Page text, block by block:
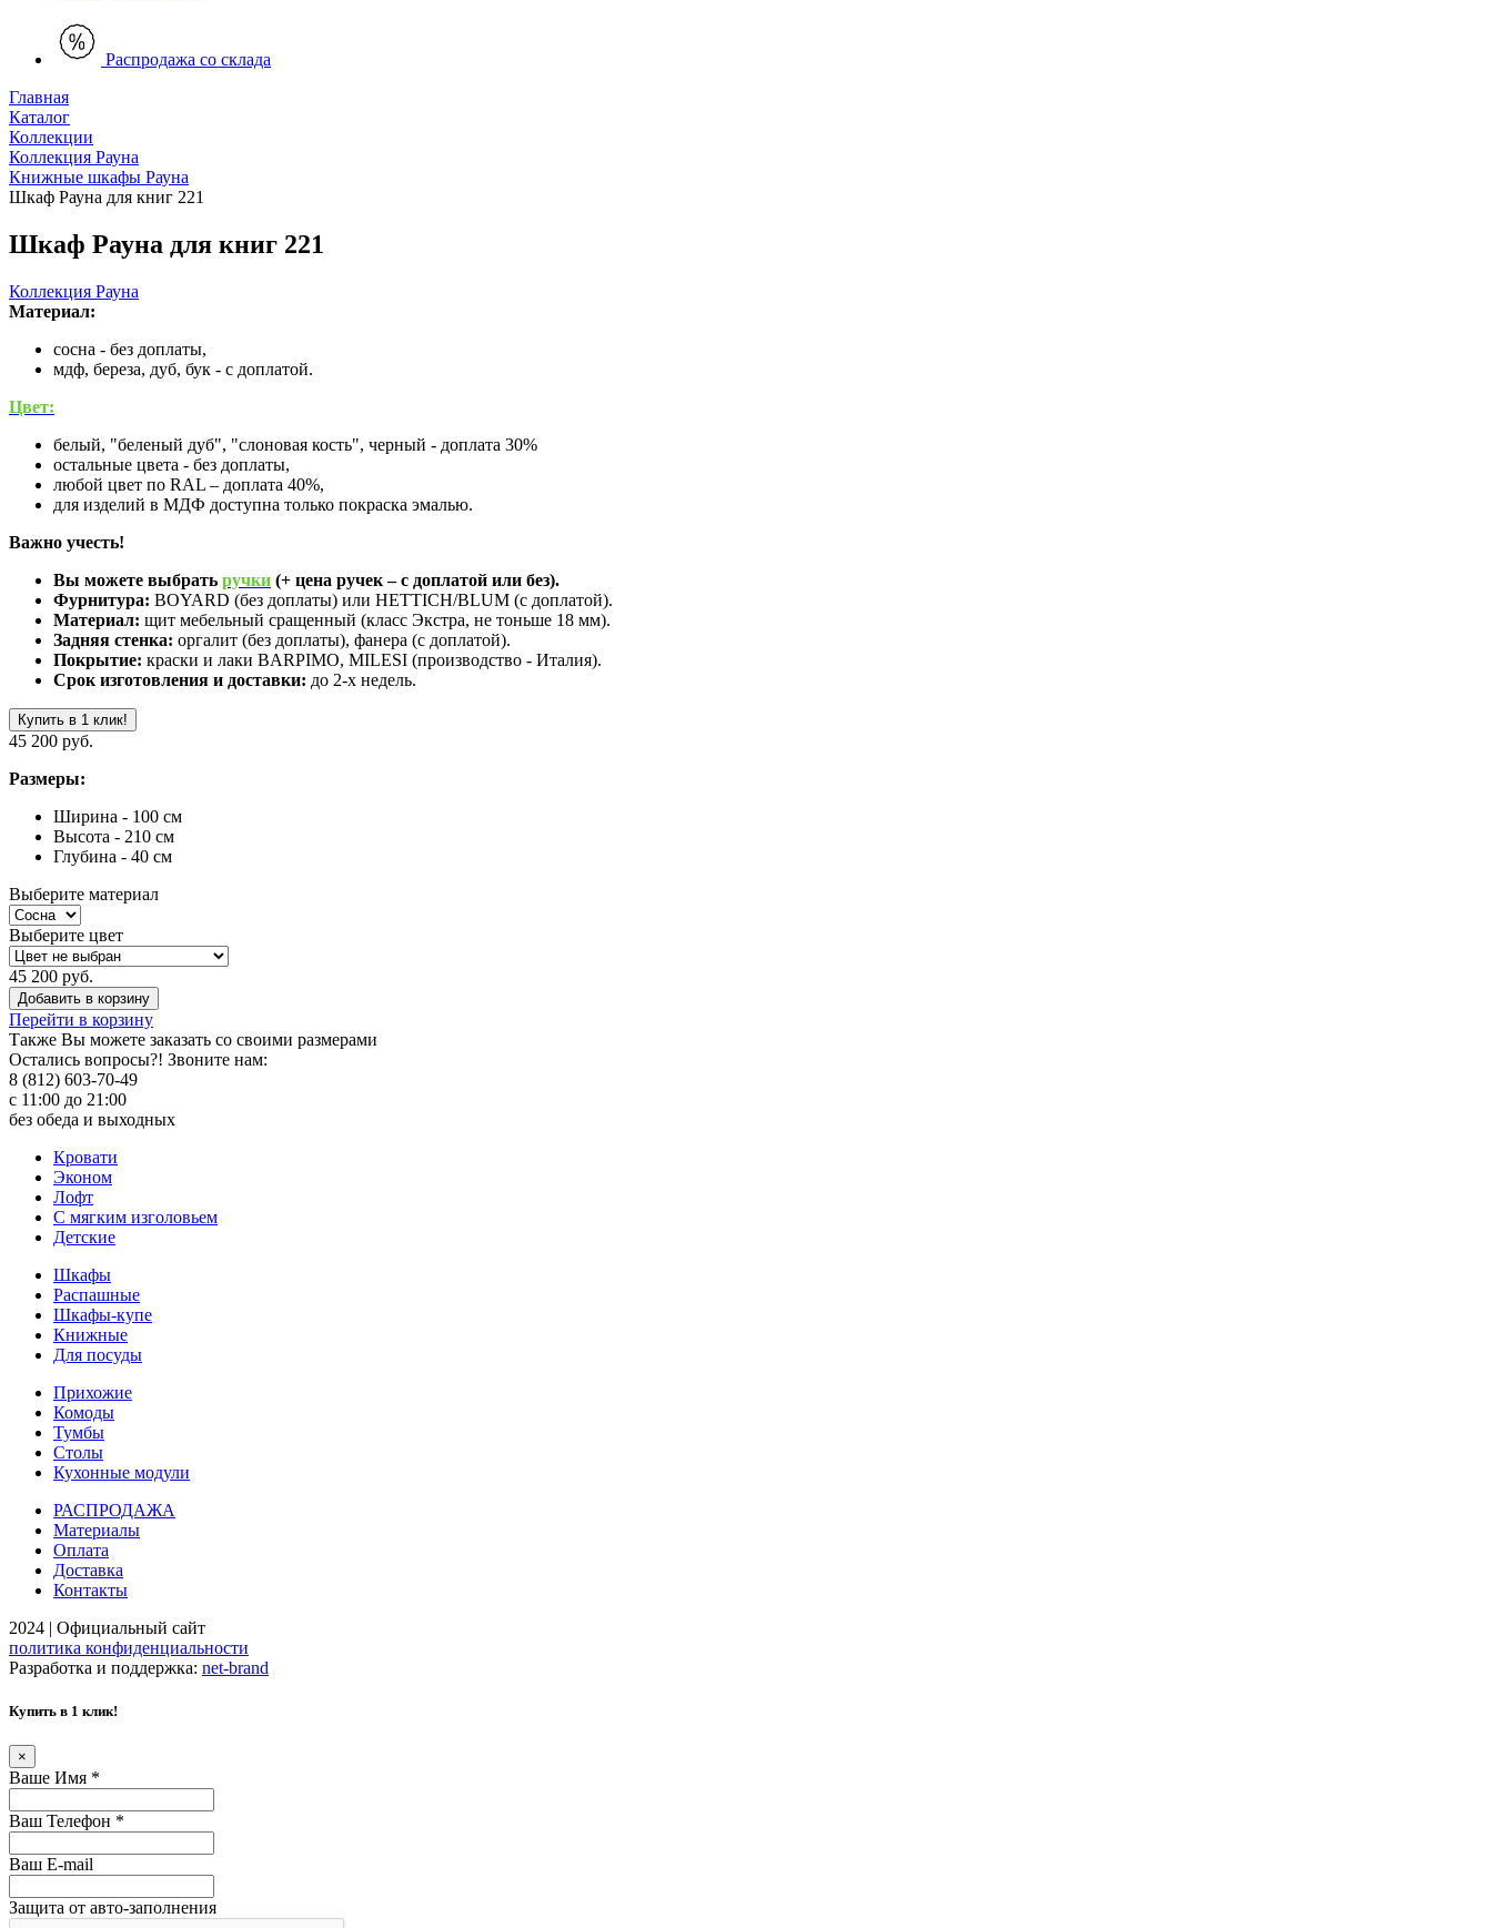
Распродажа со склада
Главная
Каталог
Коллекции
Коллекция Рауна
Книжные шкафы Рауна
Шкаф Рауна для книг 221
Шкаф Рауна для книг 221
Коллекция Рауна
Материал:
сосна - без доплаты,
мдф, береза, дуб, бук - с доплатой.
Цвет:
белый, "беленый дуб", "слоновая кость", черный - доплата 30%
остальные цвета - без доплаты,
любой цвет по RAL – доплата 40%,
для изделий в МДФ доступна только покраска эмалью.
Важно учесть!
Вы можете выбрать ручки (+ цена ручек – с доплатой или без).
Фурнитура: BOYARD (без доплаты) или HETTICH/BLUM (с доплатой).
Материал: щит мебельный сращенный (класс Экстра, не тоньше 18 мм).
Задняя стенка: оргалит (без доплаты), фанера (с доплатой).
Покрытие: краски и лаки BARPIMO, MILESI (производство - Италия).
Срок изготовления и доставки: до 2-х недель.
Купить в 1 клик!
45 200 руб.
Размеры:
Ширина - 100 см
Высота - 210 см
Глубина - 40 см
Выберите материал
Выберите цвет
45 200 руб.
Добавить в корзину
Перейти в корзину
Также Вы можете заказать со своими размерами
Остались вопросы?! Звоните нам:
8 (812) 603-70-49
с 11:00 до 21:00
без обеда и выходных
Кровати
Эконом
Лофт
С мягким изголовьем
Детские
Шкафы
Распашные
Шкафы-купе
Книжные
Для посуды
Прихожие
Комоды
Тумбы
Столы
Кухонные модули
РАСПРОДАЖА
Материалы
Оплата
Доставка
Контакты
2024 | Официальный сайт
политика конфиденциальности
Разработка и поддержка: net-brand
Купить в 1 клик!
×
Ваше Имя *
Ваш Телефон *
Ваш E-mail
Защита от авто-заполнения